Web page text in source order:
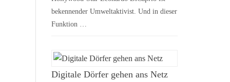
bekennender Umweltaktivist. Und in dieser
Funktion …
Digitale Dörfer gehen ans Netz